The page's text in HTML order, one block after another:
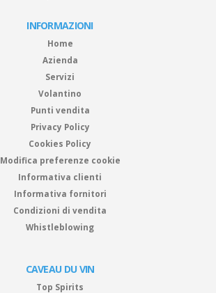
INFORMAZIONI
Home
Azienda
Servizi
Volantino
Punti vendita
Privacy Policy
Cookies Policy
Modifica preferenze cookie
Informativa clienti
Informativa fornitori
Condizioni di vendita
Whistleblowing
CAVEAU DU VIN
Top Spirits